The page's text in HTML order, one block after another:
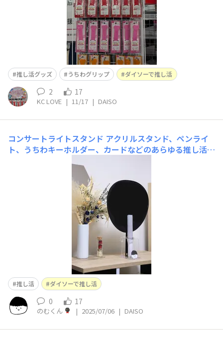
推し活グッズ うちわグリップ ダイソーで推し活
2 17
KC LOVE | 11/17 | DAISO
コンサートライトスタンド アクリルスタンド、ペンライ
ト、うちわキーホルダー、カードなどのあらゆる推し活グ
推し活 ダイソーで推し活
0 17
のむくん | 2025/07/06 | DAISO